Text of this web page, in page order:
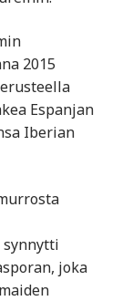
2015
Espanjan
Iberian
joka